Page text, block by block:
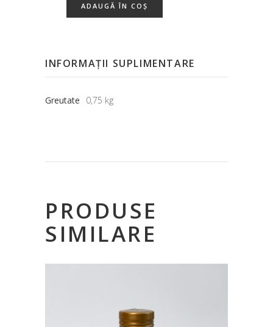
ADAUGĂ ÎN COȘ
INFORMAȚII SUPLIMENTARE
Greutate 0,75 kg
PRODUSE
SIMILARE